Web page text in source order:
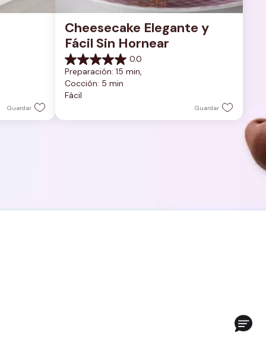
Guardar
Cheesecake Elegante y
Fácil Sin Hornear
0.0
0.0
de
5
estrellas.
Preparación: 15 min,
Cocción: 5 min
Fácil
Guardar